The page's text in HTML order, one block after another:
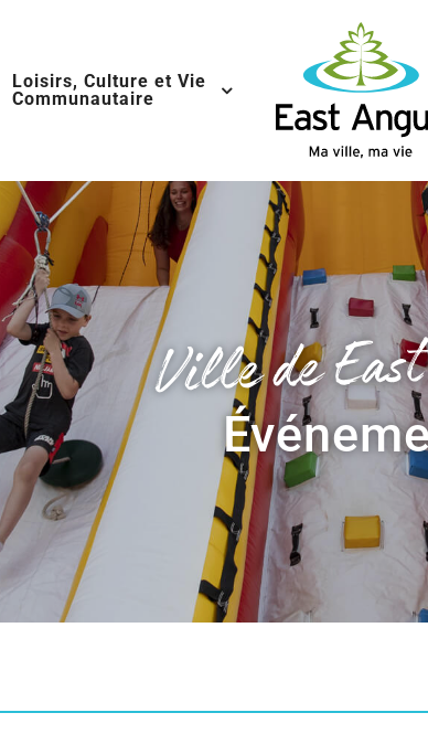
Loisirs, Culture et Vie
Communautaire
Ville de